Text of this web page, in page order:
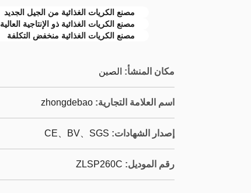
مصنع الكريات الغذائية من الجيل الجديد
مصنع الكريات الغذائية ذو الإنتاجية العالية
مصنع الكريات الغذائية منخفض التكلفة
مكان المنشأ: الصين
اسم العلامة التجارية: zhongdebao
إصدار الشهادات: CE、BV、SGS
رقم الموديل: ZLSP260C